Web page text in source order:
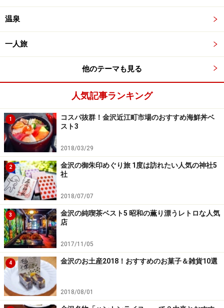
温泉
一人旅
他のテーマも見る
人気記事ランキング
1
コスパ抜群！金沢近江町市場のおすすめ海鮮丼ベ
スト3
2018/03/29
2
金沢の御朱印めぐり旅 1度は訪れたい人気の神社5
社
2018/07/07
3
金沢の純喫茶ベスト5 昭和の薫り漂うレトロな人気
店
2017/11/05
4 金沢のお土産2018！おすすめのお菓子＆雑貨10選
2018/08/01